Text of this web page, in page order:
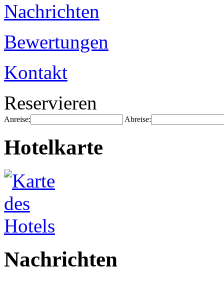
Nachrichten
Bewertungen
Kontakt
Reservieren
Anreise: Abreise:
Hotelkarte
Nachrichten